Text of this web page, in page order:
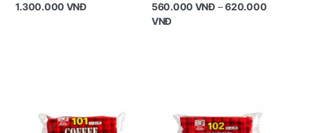
1.300.000 VNĐ 560.000 VNĐ–620.000
VNĐ